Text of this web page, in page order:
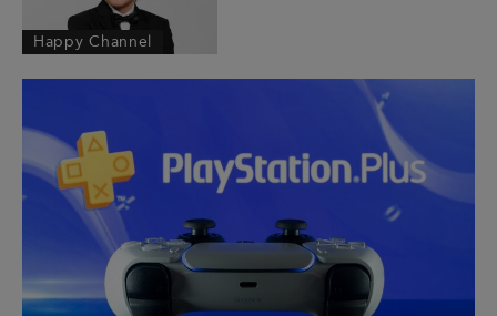
Happy Channel